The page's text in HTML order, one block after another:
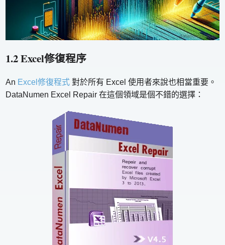
1.2 Excel修復程序
An Excel修復程式 對於所有 Excel 使用者來說也相當重要。
DataNumen Excel Repair 在這個領域是個不錯的選擇：